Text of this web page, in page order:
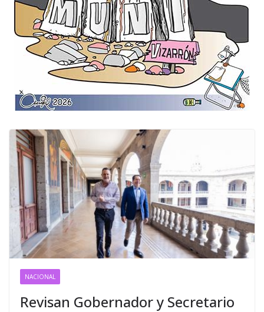
NACIONAL
Revisan Gobernador y Secretario